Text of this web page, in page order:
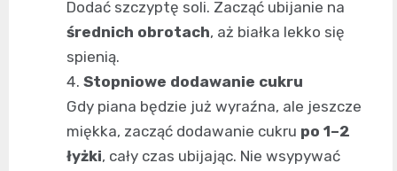
Dodać szczyptę soli. Zacząć ubijanie na
średnich obrotach, aż białka lekko się
spienią.
Stopniowe dodawanie cukru
Gdy piana będzie już wyraźna, ale jeszcze
miękka, zacząć dodawanie cukru po 1–2
łyżki, cały czas ubijając. Nie wsypywać